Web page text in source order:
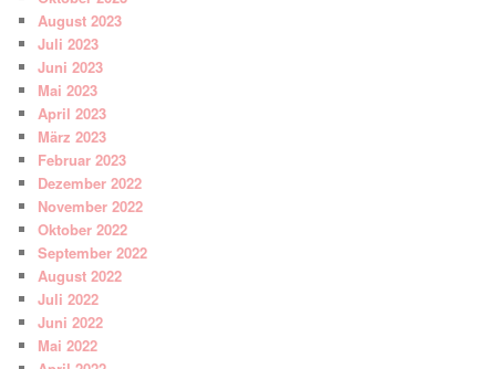
August 2023
Juli 2023
Juni 2023
Mai 2023
April 2023
März 2023
Februar 2023
Dezember 2022
November 2022
Oktober 2022
September 2022
August 2022
Juli 2022
Juni 2022
Mai 2022